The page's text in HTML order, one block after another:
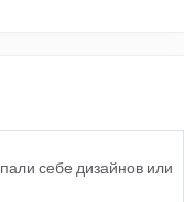
себе дизайнов или